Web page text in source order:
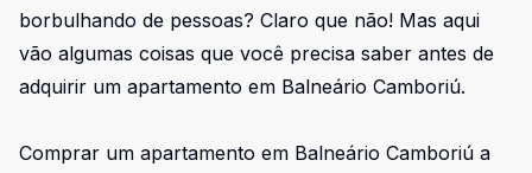
borbulhando de pessoas? Claro que não! Mas aqui
vão algumas coisas que você precisa saber antes de
adquirir um apartamento em Balneário Camboriú.
Comprar um apartamento em Balneário Camboriú a